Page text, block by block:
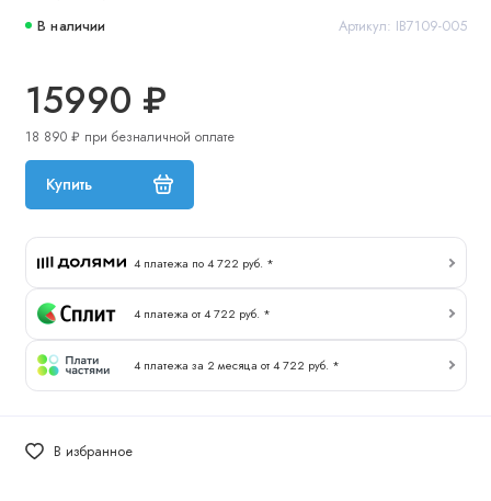
В наличии Артикул: IB7109-005
15990 ₽
18 890 ₽ при безналичной оплате
Купить
4 платежа по 4 722 руб. *
4 платежа от 4 722 руб. *
4 платежа за 2 месяца от 4 722 руб. *
В избранное